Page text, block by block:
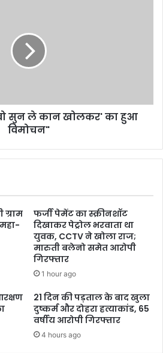
सुन ले कान खोलकर' का हुआ
विमोचन"
फर्जी पेमेंट का स्क्रीनशॉट
दिखाकर पेट्रोल भरवाता था
युवक, CCTV ने खोला राज;
मारुती बलेनो समेत आरोपी
गिरफ्तार
1 hour ago
21 दिन की पड़ताल के बाद खुला
दुष्कर्म और दोहरा हत्याकांड, 65
वर्षीय आरोपी गिरफ्तार
4 hours ago